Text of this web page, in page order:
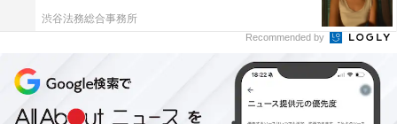
楽天トラベルでクーポン祭を見る
渋谷法務総合事務所
Recommended by